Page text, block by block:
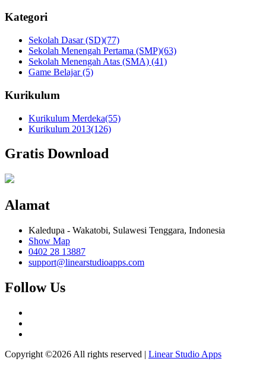
Kategori
Sekolah Dasar (SD)(77)
Sekolah Menengah Pertama (SMP)(63)
Sekolah Menengah Atas (SMA) (41)
Game Belajar(5)
Kurikulum
Kurikulum Merdeka(55)
Kurikulum 2013(126)
Gratis Download
Alamat
Kaledupa - Wakatobi, Sulawesi Tenggara, Indonesia
Show Map
0402 28 13887
support@linearstudioapps.com
Follow Us
Copyright ©2026 All rights reserved | Linear Studio Apps